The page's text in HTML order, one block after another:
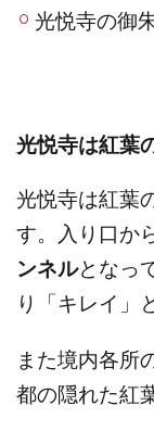
光悦寺の御
光悦寺は紅葉
光悦寺は紅葉
す。入り口か
ンネルとなっ
り「キレイ」
また境内各所
都の隠れた紅